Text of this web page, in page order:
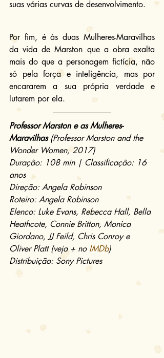
suas várias curvas de desenvolvimento.
Por fim, é às duas Mulheres-Maravilhas
da vida de Marston que a obra exalta
mais do que a personagem fictícia, não
só pela força e inteligência, mas por
encararem a sua própria verdade e
lutarem por ela.
Professor Marston e as Mulheres-
Maravilhas (Professor Marston and the
Wonder Women, 2017)
Duração: 108 min | Classificação: 16
anos
Direção: Angela Robinson
Roteiro: Angela Robinson
Elenco: Luke Evans, Rebecca Hall, Bella
Heathcote, Connie Britton, Monica
Giordano, JJ Feild, Chris Conroy e
Oliver Platt (veja + no IMDb)
Distribuição: Sony Pictures